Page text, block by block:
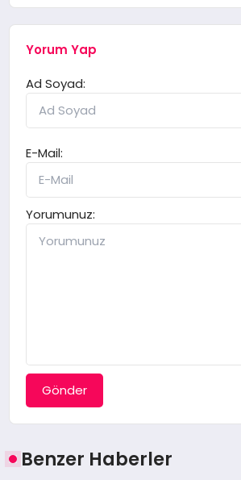
Yorum Yap
Ad Soyad:
E-Mail:
Yorumunuz:
Gönder
Benzer Haberler